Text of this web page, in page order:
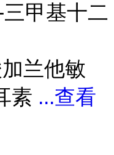
甲基十二
兰他敏
素 ...查看